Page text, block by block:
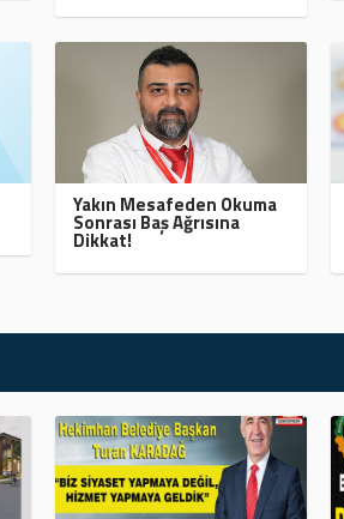
Yakın Mesafeden Okuma
Sonrası Baş Ağrısına
Dikkat!